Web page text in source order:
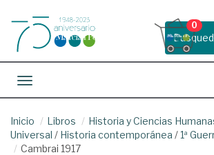
0
Toggle navigation
Inicio Libros Historia y Ciencias
Universal / Historia contemporánea /1ª
Cambrai 1917